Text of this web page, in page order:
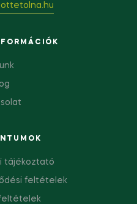
tájékoztató
feltételek